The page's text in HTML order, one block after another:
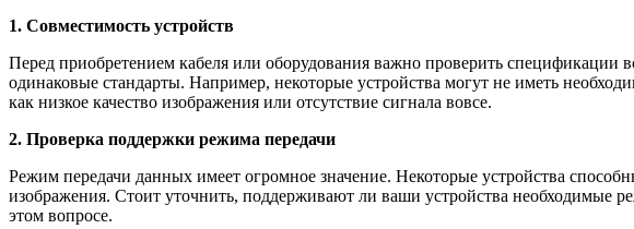
1. Совместимость устройств
Перед приобретением кабеля или оборудования важно проверить
одинаковые стандарты. Например, некоторые устройства могут не иметь
как низкое качество изображения или отсутствие сигнала вовсе.
2. Проверка поддержки режима передачи
Режим передачи данных имеет огромное значение. Некоторые устройства
изображения. Стоит уточнить, поддерживают ли ваши устройства необходимые
этом вопросе.